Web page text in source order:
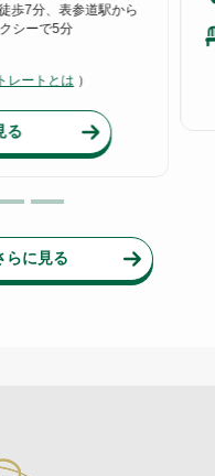
歩7分、表参道駅から
シーで5分
レートとは ）
る
らに見る